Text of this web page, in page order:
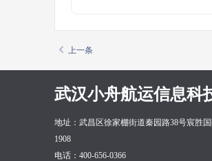
上一条
武汉小舟航运信息科
地址：武昌区徐家棚街道秦园路38号宸胜
1908
电话：400-656-0366